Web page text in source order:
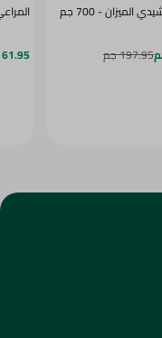
الميزان - 700 جم
197.95 جم 61.95 جم